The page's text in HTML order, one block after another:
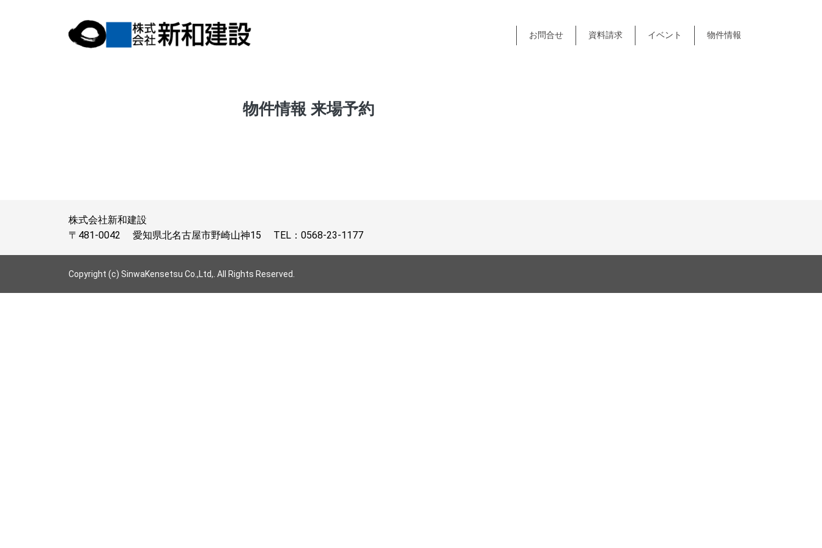
お問合せ 資料請求 イベント 物件情報
物件情報 来場予約
株式会社新和建設
〒481-0042
愛知県北名古屋市野崎山神15 TEL： 0568-23-1177
Copyright (c) SinwaKensetsu Co.,Ltd,. All Rights Reserved.